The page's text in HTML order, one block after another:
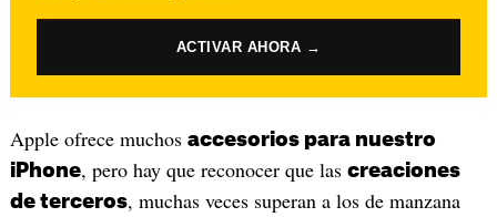
ACTIVAR AHORA →
Apple ofrece muchos accesorios para nuestro
iPhone, pero hay que reconocer que las creaciones
de terceros, muchas veces superan a los de manzana